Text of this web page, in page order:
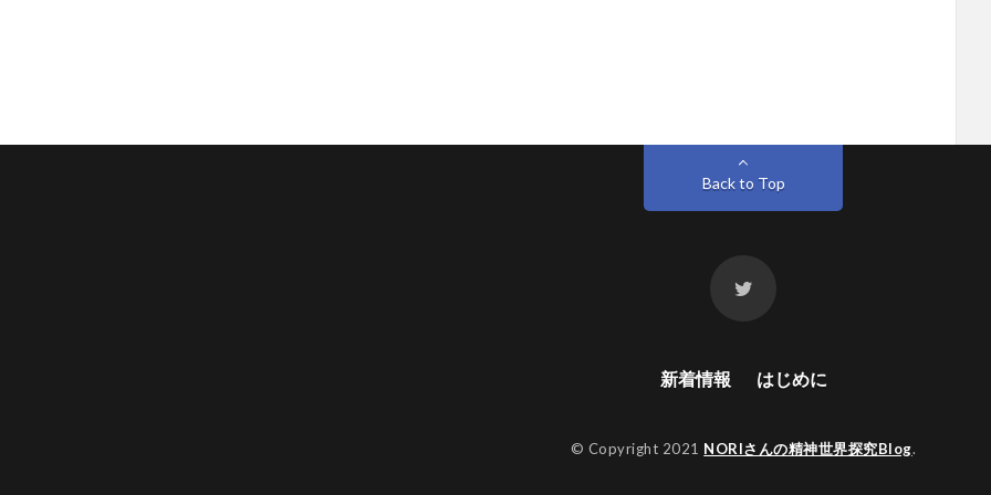
Back to Top
新着情報 はじめに
© Copyright 2021 NORIさんの精神世界探究Blog.